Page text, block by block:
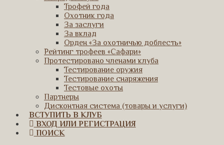
Трофей года
Охотник года
За заслуги
За вклад
Орден «За охотничью доблесть»
Рейтинг трофеев «Сафари»
Протестировано членами клуба
Тестирование оружия
Тестирование снаряжения
Тестовые охоты
Партнеры
Дисконтная система (товары и услуги)
ВСТУПИТЬ В КЛУБ
ВХОД ИЛИ РЕГИСТРАЦИЯ
ПОИСК